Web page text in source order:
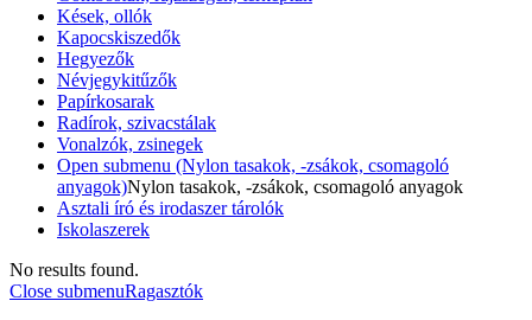
Kések, ollók
Kapocskiszedők
Hegyezők
Névjegykitűzők
Papírkosarak
Radírok, szivacstálak
Vonalzók, zsinegek
Open submenu (Nylon tasakok, -zsákok, csomagoló
anyagok)Nylon tasakok, -zsákok, csomagoló anyagok
Asztali író és irodaszer tárolók
Iskolaszerek
No results found.
Close submenuRagasztók